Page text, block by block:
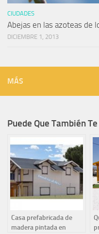
CIUDADES
Abejas en las azoteas de
DICIEMBRE 1, 2013
MÁS
Puede Que También
Casa prefabricada de
madera pintada en